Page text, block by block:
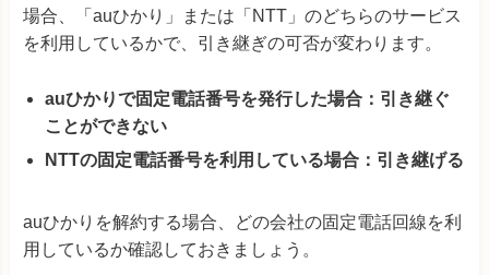
場合、「auひかり」または「NTT」のどちらのサービス
を利用しているかで、引き継ぎの可否が変わります。
auひかりで固定電話番号を発行した場合：引き継ぐ
ことができない
NTTの固定電話番号を利用している場合：引き継げる
auひかりを解約する場合、どの会社の固定電話回線を利
用しているか確認しておきましょう。